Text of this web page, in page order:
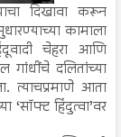
दिखावा करून
कामाला
चेहरा आणि
गांधींचे दलितांच्या
त्याचप्रमाणे आता
‘सॉफ्ट हिंदुत्वा’वर